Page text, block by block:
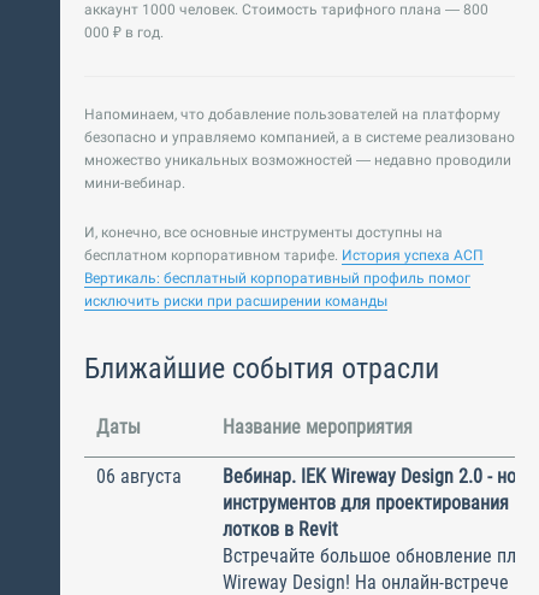
аккаунт 1000 человек. Стоимость тарифного плана — 800
000 ₽ в год.
Напоминаем, что добавление пользователей на платформу
безопасно и управляемо компанией, а в системе реализовано
множество уникальных возможностей — недавно проводили
мини-вебинар.
И, конечно, все основные инструменты доступны на
бесплатном корпоративном тарифе. История успеха АСП
Вертикаль: бесплатный корпоративный профиль помог
исключить риски при расширении команды
Ближайшие события отрасли
Даты Название мероприятия
06 августа
Вебинар. IEK Wireway Design 2.0 -
инструментов для проектирования
лотков в Revit
Встречайте большое обновление
Wireway Design! На онлайн-встрече